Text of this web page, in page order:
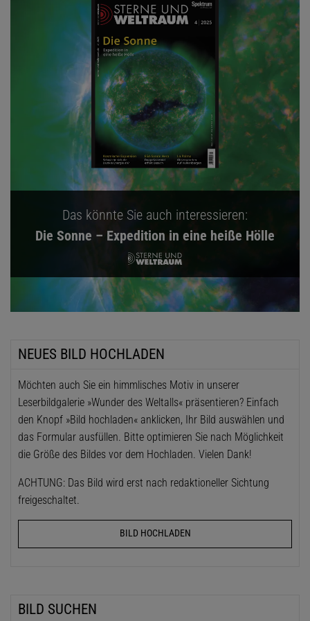
Das könnte Sie auch interessieren:
Die Sonne – Expedition in eine heiße Hölle
NEUES BILD HOCHLADEN
Möchten auch Sie ein himmlisches Motiv in unserer
Leserbildgalerie »Wunder des Weltalls« präsentieren? Einfach
den Knopf »Bild hochladen« anklicken, Ihr Bild auswählen und
das Formular ausfüllen. Bitte optimieren Sie nach Möglichkeit
die Größe des Bildes vor dem Hochladen. Vielen Dank!
ACHTUNG: Das Bild wird erst nach redaktioneller Sichtung
freigeschaltet.
BILD HOCHLADEN
BILD SUCHEN